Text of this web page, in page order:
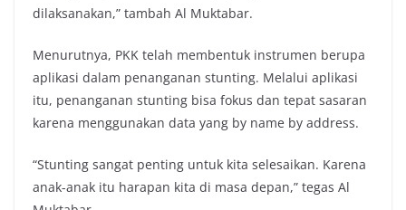
dilaksanakan,” tambah Al Muktabar.
Menurutnya, PKK telah membentuk instrumen berupa
aplikasi dalam penanganan stunting. Melalui aplikasi
itu, penanganan stunting bisa fokus dan tepat sasaran
karena menggunakan data yang by name by address.
“Stunting sangat penting untuk kita selesaikan. Karena
anak-anak itu harapan kita di masa depan,” tegas Al